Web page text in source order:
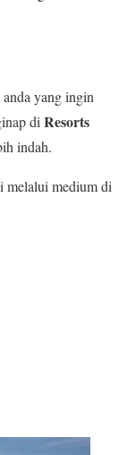
yang ingin
di Resorts
indah.
melalui medium di